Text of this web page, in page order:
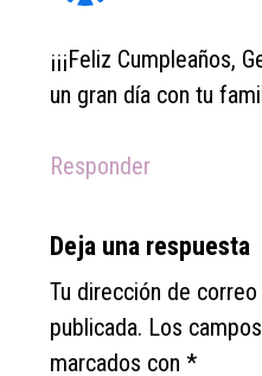
¡¡¡Feliz Cumpleaños,
un gran día con tu
Responder
Deja una respuesta
Tu dirección de
publicada. Los
marcados con*